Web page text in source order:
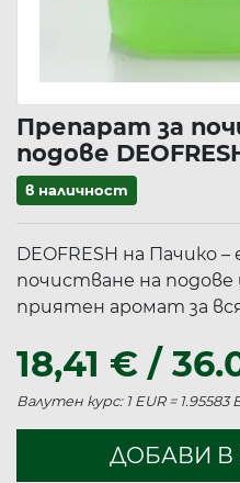
Препарат за
подове
в наличност
DEOFRESH на Пачико
почистване на
приятен аромат за
18,41 € /
Валутен курс: 1 EUR = 1.95583
ДОБАВИ В